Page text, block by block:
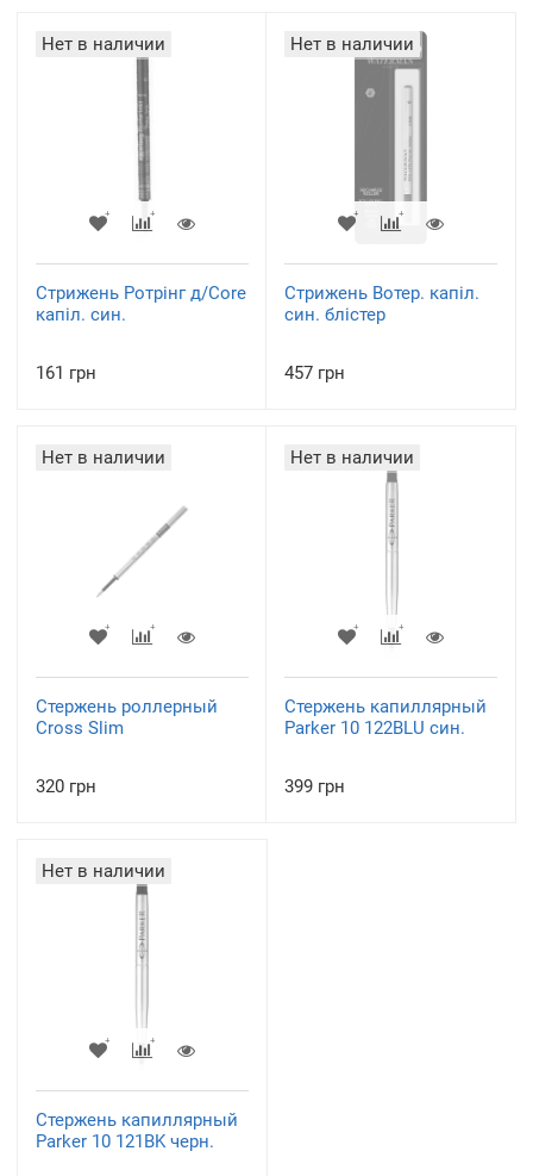
Нет в наличии
Стрижень Ротрінг д/Core
капіл. син.
161 грн
Нет в наличии
Стрижень Вотер. капіл.
син. блістер
457 грн
Нет в наличии
Стержень роллерный
Cross Slim
320 грн
Нет в наличии
Стержень капиллярный
Parker 10 122BLU син.
399 грн
Нет в наличии
Стержень капиллярный
Parker 10 121BK черн.